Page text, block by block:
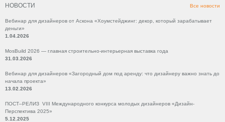
НОВОСТИ Все новости
Вебинар для дизайнеров от Аскона «Хоумстейджинг: декор, который зарабатывает
деньги»
1.04.2026
MosBuild 2026 — главная строительно-интерьерная выставка года
31.03.2026
Вебинар для дизайнеров «Загородный дом под аренду: что дизайнеру важно знать до
начала проекта»
13.02.2026
ПОСТ–РЕЛИЗ VIII Международного конкурса молодых дизайнеров «Дизайн-
Перспектива 2025»
5.12.2025